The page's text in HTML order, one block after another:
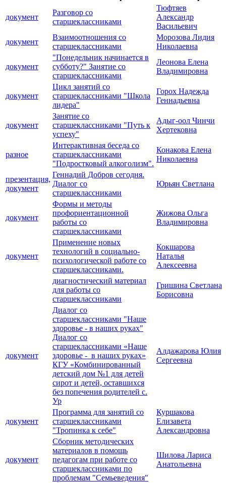
документ
Разговор со
старшеклассниками
Тюфтяев
Александр
Васильевич
документ
Взаимоотношения со
старшеклассниками
Морозова Лидия
Николаевна
документ
"Понедельник начинается в
субботу?" Занятие со
старшеклассниками
Леонова Елена
Владимировна
документ
Цикл занятий со
старшеклассниками "Школа
лидера"
Горох Надежда
Геннадьевна
документ
Занятие со
старшеклассниками "Путь к
успеху"
Адыг-оол Чинчи
Хертековна
разное
Интерактивная беседа со
старшеклассниками
"Подростковый алкоголизм".
Конакова Елена
Николаевна
презентация,
документ
Геннадий Добров сегодня.
Диалог со
старшеклассниками
Юрьян Светлана
документ
Формы и методы
профориентационной
работы со
старшеклассниками
Жижова Ольга
Владимировна
документ
Применение новых
технологий в социально-
психологической работе со
старшеклассниками.
Кокшарова
Наталья
Алексеевна
диагностический материал
для работы со
старшеклассниками
Гришина Светлана
Борисовна
документ
Диалог со
старшеклассниками "Наше
здоровье - в наших руках"
Диалог со
старшеклассниками «Наше
здоровье - в наших руках»
КГУ «Комбинированный
детский дом №1 для детей
сирот и детей, оставшихся
без попечения родителей с.
Ур
Алдажарова Юлия
Сергеевна
документ
Программа для занятий со
старшеклассниками
"Тропинка к себе"
Куршакова
Елизавета
Александровна
документ
Cборник методических
материалов в помощь
педагогам при работе со
старшеклассниками по
проблемам "Семьеведения"
Шилова Лариса
Анатольевна